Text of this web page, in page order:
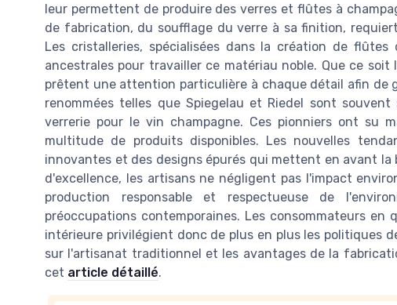
leur permettent de produire des verres et flûtes à
de fabrication, du soufflage du verre à sa finition,
Les cristalleries, spécialisées dans la création de
ancestrales pour travailler ce matériau noble. Que ce
prêtent une attention particulière à chaque détail afin de
renommées telles que Spiegelau et Riedel sont
verrerie pour le vin champagne. Ces pionniers ont su
multitude de produits disponibles. Les nouvelles
innovantes et des designs épurés qui mettent en avant
d'excellence, les artisans ne négligent pas l'impact
production responsable et respectueuse de
préoccupations contemporaines. Les consommateurs
intérieure privilégient donc de plus en plus les politiques
sur l'artisanat traditionnel et les avantages de la
cet article détaillé.